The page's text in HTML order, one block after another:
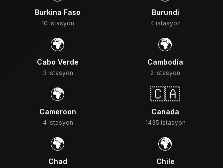
Burkina Faso
10 istasyon
Burundi
4 istasyon
🌍
Cabo Verde
3 istasyon
🌍
Cambodia
2 istasyon
🌍
Cameroon
4 istasyon
🇨🇦
Canada
1435 istasyon
🌍
Chad
🌍
Chile